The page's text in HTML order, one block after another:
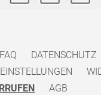
FAQ
DATENSCHUTZ
AGB